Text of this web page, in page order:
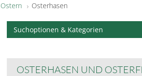
Ostern Osterhasen
Suchoptionen & Kategorien
OSTERHASEN UND